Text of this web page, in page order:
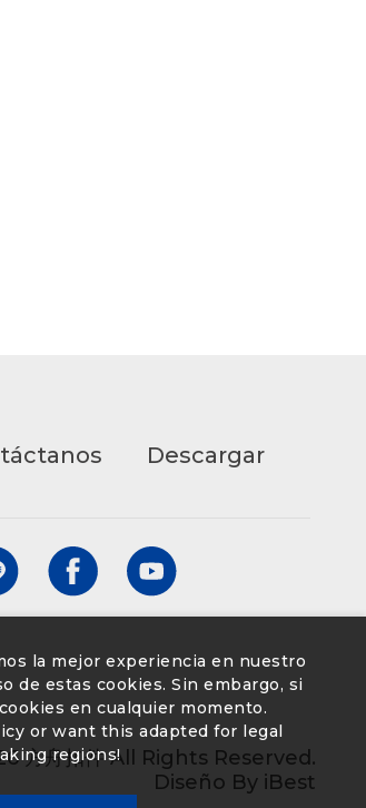
Descargar
方舟扣件 All Rights Reserved.
Diseño By iBest
la mejor experiencia en nuestro
de estas cookies. Sin embargo, si
en cualquier momento.
or want this adapted for legal
regions!